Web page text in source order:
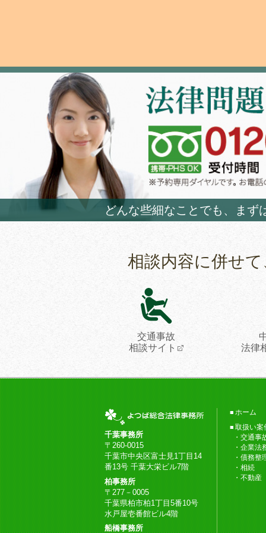
どんな些細なことでも、まず
相談内容に併せ
交通事故
相談サイト
法律
千葉事務所
〒260-0015
千葉市中央区富士見1丁目14
番13号 千葉大栄ビル7階
柏事務所
〒277－0005
千葉県柏市柏1丁目5番10号
水戸屋壱番館ビル4階
船橋事務所
ホーム
取扱い案
交通事
企業法
債務整
相続
不動産